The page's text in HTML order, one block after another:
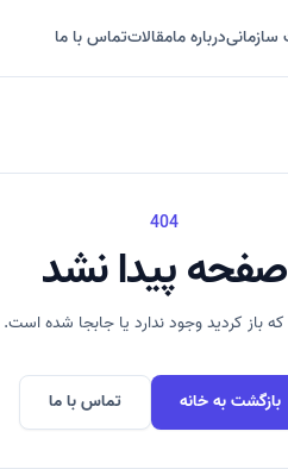
درباره مامقالاتتماس با ما
404
صفحه پیدا نشد
باز کردید وجود ندارد یا جابجا شده است.
بازگشت به خانه تماس با ما